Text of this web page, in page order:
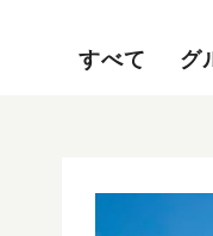
すべて グ